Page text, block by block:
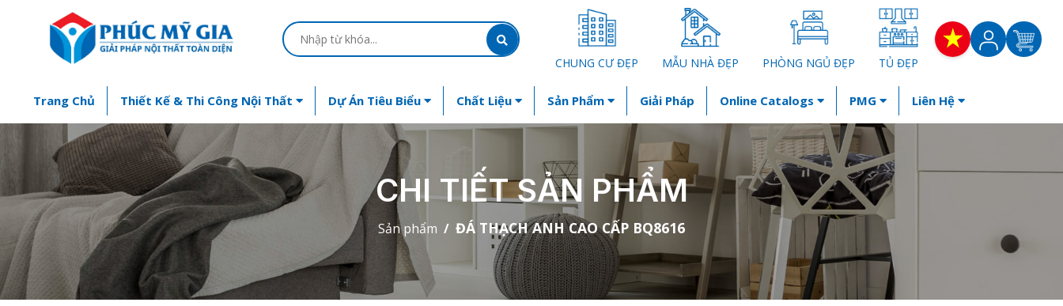
CHUNG CƯ ĐẸP MẪU NHÀ ĐẸP PHÒNG NGỦ ĐẸP TỦ ĐẸP
Trang Chủ Thiết Kế & Thi Công Nội Thất Dự Án Tiêu Biểu Chất Liệu Sản Phẩm Giải Pháp Online Catalogs PMG Liên Hệ
CHI TIẾT SẢN PHẨM
Sản phẩm ĐÁ THẠCH ANH CAO CẤP BQ8616